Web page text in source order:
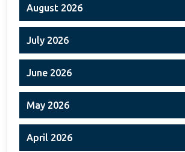
August 2026
July 2026
June 2026
May 2026
April 2026